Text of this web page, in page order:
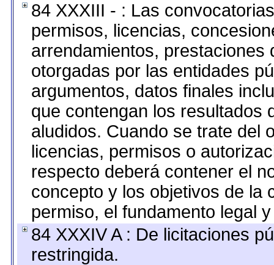
84 XXXIII - : Las
permisos, licencias,
arrendamientos,
otorgadas por las entidades
argumentos, datos finales
que contengan los resultados
aludidos. Cuando se trate del
licencias, permisos o
respecto deberá contener el
concepto y los objetivos de la
permiso, el fundamento legal
84 XXXIV A : De licitaciones
restringida.